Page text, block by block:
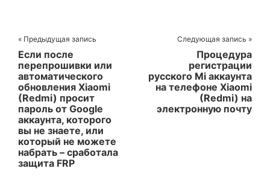
« Предыдущая запись
Если после
перепрошивки или
автоматического
обновления Xiaomi
(Redmi) просит
пароль от Google
аккаунта, которого
вы не знаете, или
который не можете
набрать – сработала
защита FRP
Следующая запись »
Процедура
регистрации
русского Mi аккаунта
на телефоне Xiaomi
(Redmi) на
электронную почту